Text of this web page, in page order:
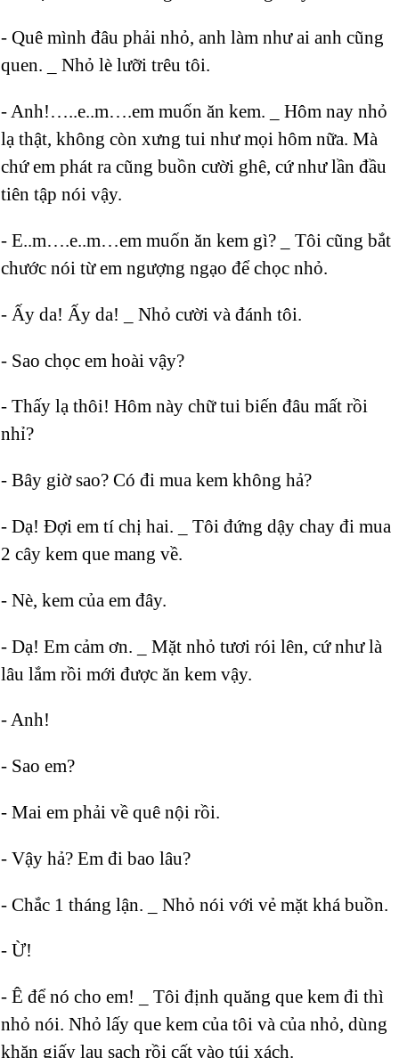
- Quê mình đâu phải nhỏ, anh làm như ai anh cũng
quen. _ Nhỏ lè lưỡi trêu tôi.
- Anh!…..e..m….em muốn ăn kem. _ Hôm nay nhỏ
lạ thật, không còn xưng tui như mọi hôm nữa. Mà
chứ em phát ra cũng buồn cười ghê, cứ như lần đầu
tiên tập nói vậy.
- E..m….e..m…em muốn ăn kem gì? _ Tôi cũng bắt
chước nói từ em ngượng ngạo để chọc nhỏ.
- Ấy da! Ấy da! _ Nhỏ cười và đánh tôi.
- Sao chọc em hoài vậy?
- Thấy lạ thôi! Hôm này chữ tui biến đâu mất rồi
nhỉ?
- Bây giờ sao? Có đi mua kem không hả?
- Dạ! Đợi em tí chị hai. _ Tôi đứng dậy chay đi mua
2 cây kem que mang về.
- Nè, kem của em đây.
- Dạ! Em cảm ơn. _ Mặt nhỏ tươi rói lên, cứ như là
lâu lắm rồi mới được ăn kem vậy.
- Anh!
- Sao em?
- Mai em phải về quê nội rồi.
- Vậy hả? Em đi bao lâu?
- Chắc 1 tháng lận. _ Nhỏ nói với vẻ mặt khá buồn.
- Ừ!
- Ê để nó cho em! _ Tôi định quăng que kem đi thì
nhỏ nói. Nhỏ lấy que kem của tôi và của nhỏ, dùng
khăn giấy lau sạch rồi cất vào túi xách.